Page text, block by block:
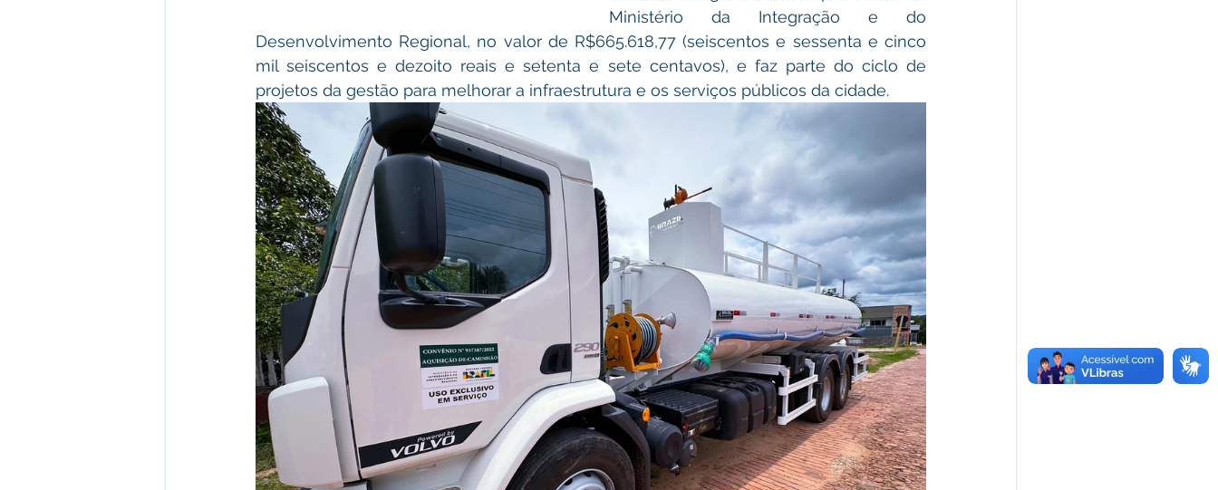
Ministério da Integração e do
Desenvolvimento Regional, no valor de R$665.618,77 (seiscentos e sessenta e cinco
mil seiscentos e dezoito reais e setenta e sete centavos), e faz parte do ciclo de
projetos da gestão para melhorar a infraestrutura e os serviços públicos da cidade.